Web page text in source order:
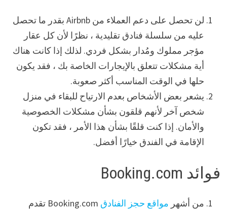
لن تحصل على دعم العملاء من Airbnb بقدر ما تحصل
عليه من سلسلة فنادق تقليدية ، نظرًا لأن كل عقار
مؤجر مملوك ومُدار بشكل فردي. لذلك إذا كانت هناك
أية مشكلات تتعلق بالإيجارات الخاصة بك ، فقد يكون
حلها في الوقت المناسب أكثر صعوبة.
يشعر بعض الأشخاص بعدم الارتياح للبقاء في منزل
شخص آخر لأنهم قلقون بشأن مشكلات الخصوصية
والأمان. إذا كنت قلقًا بشأن هذا الأمر ، فقد تكون
الإقامة في الفندق خيارًا أفضل.
فوائد Booking.com
من أشهر مواقع حجز الفنادق
Booking.com تقدم